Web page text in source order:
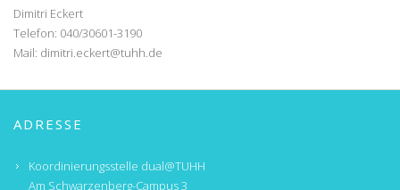
Dimitri Eckert
Telefon: 040/30601-3190
Mail: dimitri.eckert@tuhh.de
ADRESSE
Koordinierungsstelle dual@TUHH
Am Schwarzenberg-Campus 3